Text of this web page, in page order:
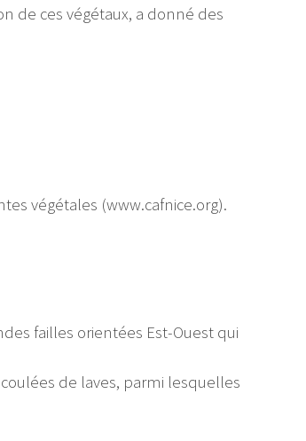
de ces végétaux, a donné des
végétales (www.cafnice.org).
failles orientées Est-Ouest qui
de laves, parmi lesquelles